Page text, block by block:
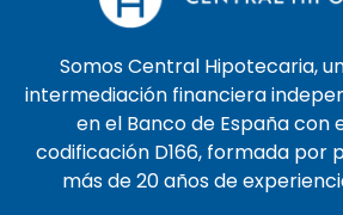
Somos Central Hipotecaria,
intermediación financiera
en el Banco de España con
codificación D166, formada por
más de 20 años de